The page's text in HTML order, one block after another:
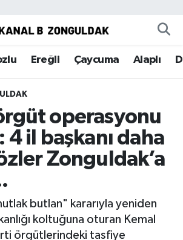
Ereğli Çaycuma Alaplı
operasyonu
4 il başkanı daha
Zonguldak’a
butlan" kararıyla yeniden
koltuğuna oturan Kemal
örgütlerindeki tasfiye
Eczaneler
Durumu
Yoğunluk Haritası
ve Fikstür